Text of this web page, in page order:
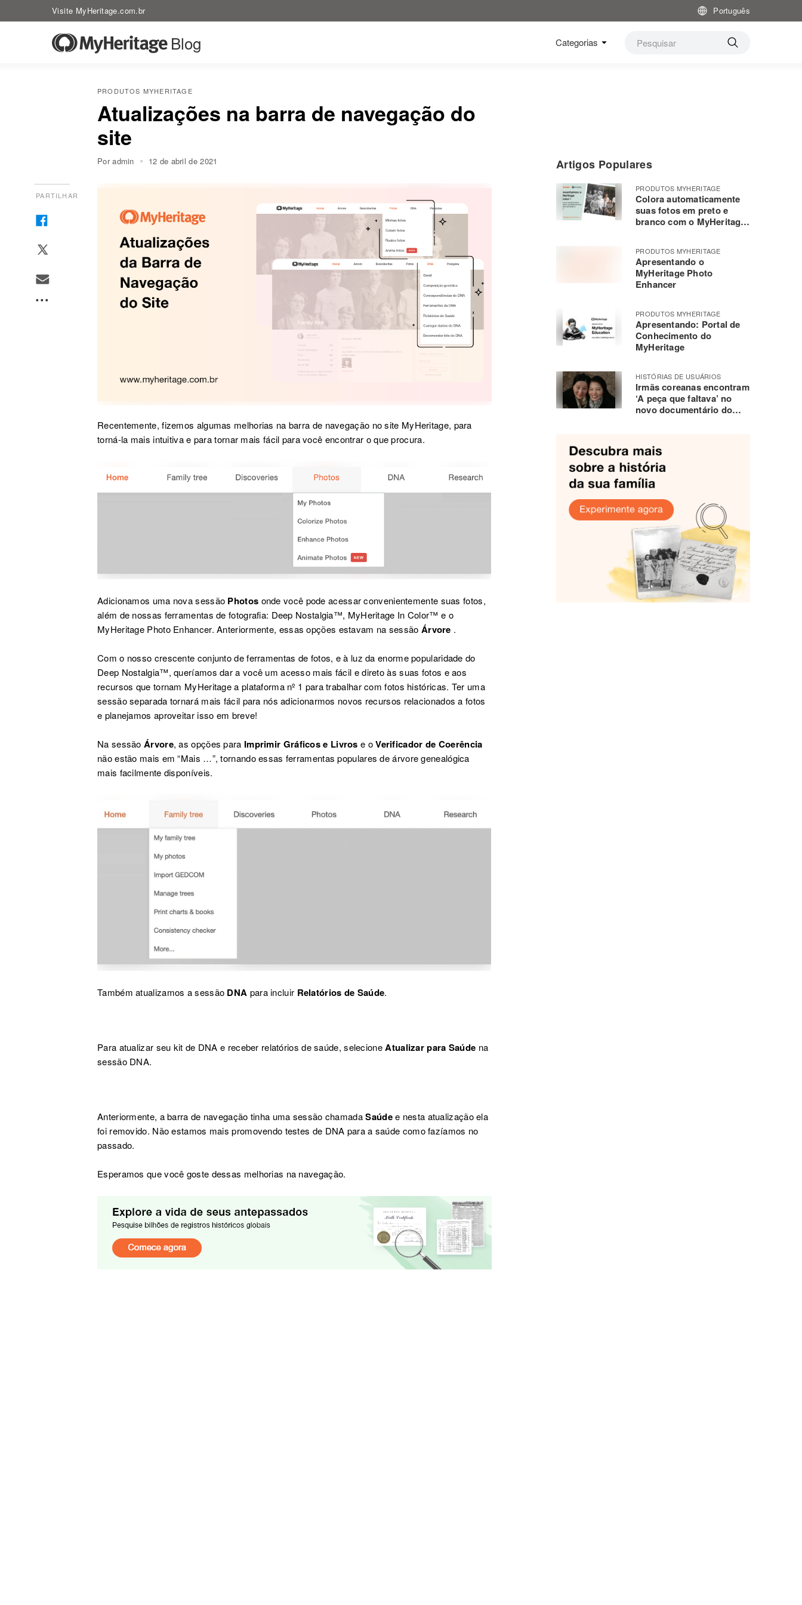
Visite MyHeritage.com.br Português
Blog Categorias
PRODUTOS MYHERITAGE
Atualizações na barra de navegação do
site
Por admin 12 de abril de 2021
PARTILHAR
Recentemente, fizemos algumas melhorias na barra de navegação no site MyHeritage, para
torná-la mais intuitiva e para tornar mais fácil para você encontrar o que procura.
Adicionamos uma nova sessão Photos onde você pode acessar convenientemente suas fotos,
além de nossas ferramentas de fotografia: Deep Nostalgia™, MyHeritage In Color™ e o
MyHeritage Photo Enhancer.Anteriormente, essas opções estavam na sessão Árvore .
Com o nosso crescente conjunto de ferramentas de fotos, e à luz da enorme popularidade do
Deep Nostalgia™, queríamos dar a você um acesso mais fácil e direto às suas fotos e aos
recursos que tornam MyHeritage a plataforma nº 1 para trabalhar com fotos históricas. Ter uma
sessão separada tornará mais fácil para nós adicionarmos novos recursos relacionados a fotos
e planejamos aproveitar isso em breve!
Na sessão Árvore, as opções para Imprimir Gráficos e Livros e oVerificador de Coerência
não estão mais em “Mais …”, tornando essas ferramentas populares de árvore genealógica
mais facilmente disponíveis.
Também atualizamos a sessão DNA para incluir Relatórios de Saúde.
Para atualizar seu kit de DNA e receber relatórios de saúde, selecioneAtualizar para Saúde na
sessão DNA.
Anteriormente, a barra de navegação tinha uma sessão chamadaSaúdee nesta atualização ela
foi removido. Não estamos mais promovendo testes de DNA para a saúde como fazíamos no
passado.
Esperamos que você goste dessas melhorias na navegação.
Artigos Populares
PRODUTOS MYHERITAGE
Colora automaticamente
suas fotos em preto e
branco com o MyHeritage
PRODUTOS MYHERITAGE
Apresentando o
MyHeritage Photo
Enhancer
PRODUTOS MYHERITAGE
Apresentando: Portal de
Conhecimento do
MyHeritage
HISTÓRIAS DE USUÁRIOS
Irmãs coreanas encontram
‘A peça que faltava’ no
novo documentário do